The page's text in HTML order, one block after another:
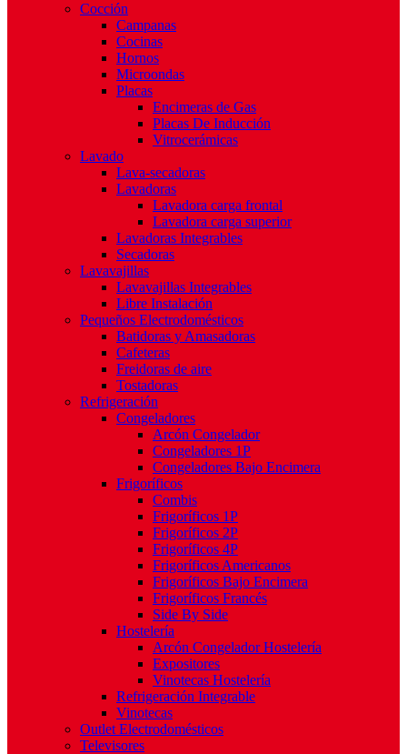
Cocción
Campanas
Cocinas
Hornos
Microondas
Placas
Encimeras de Gas
Placas De Inducción
Vitrocerámicas
Lavado
Lava-secadoras
Lavadoras
Lavadora carga frontal
Lavadora carga superior
Lavadoras Integrables
Secadoras
Lavavajillas
Lavavajillas Integrables
Libre Instalación
Pequeños Electrodomésticos
Batidoras y Amasadoras
Cafeteras
Freidoras de aire
Tostadoras
Refrigeración
Congeladores
Arcón Congelador
Congeladores 1P
Congeladores Bajo Encimera
Frigoríficos
Combis
Frigoríficos 1P
Frigoríficos 2P
Frigoríficos 4P
Frigoríficos Americanos
Frigoríficos Bajo Encimera
Frigoríficos Francés
Side By Side
Hostelería
Arcón Congelador Hostelería
Expositores
Vinotecas Hostelería
Refrigeración Integrable
Vinotecas
Outlet Electrodomésticos
Televisores